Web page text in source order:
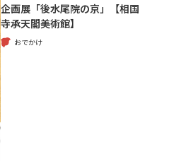
企画展「後水尾院の京」【相国
寺承天閣美術館】
おでかけ